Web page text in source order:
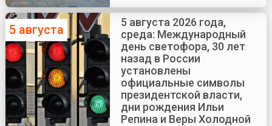
5 августа
5 августа 2026 года,
среда: Международный
день светофора, 30 лет
назад в России
установлены
официальные символы
президентской власти,
дни рождения Ильи
Репина и Веры Холодной